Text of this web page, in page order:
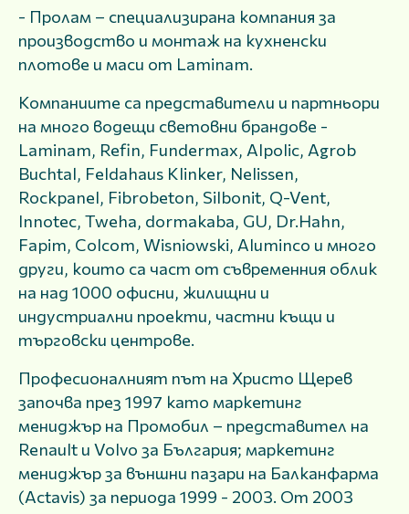
- Пролам – специализирана компания за
производство и монтаж на кухненски
плотове и маси от Laminam.
Компаниите са представители и партньори
на много водещи световни брандове -
Laminam, Refin, Fundermax, Alpolic, Agrob
Buchtal, Feldahaus Klinker, Nelissen,
Rockpanel, Fibrobeton, Silbonit, Q-Vent,
Innotec, Tweha, dormakaba, GU, Dr.Hahn,
Fapim, Colcom, Wisniowski, Aluminco и много
други, които са част от съвременния облик
на над 1000 офисни, жилищни и
индустриални проекти, частни къщи и
търговски центрове.
Професионалният път на Христо Щерев
започва през 1997 като маркетинг
мениджър на Промобил – представител на
Renault и Volvo за България; маркетинг
мениджър за външни пазари на Балканфарма
(Actavis) за периода 1999 - 2003. От 2003